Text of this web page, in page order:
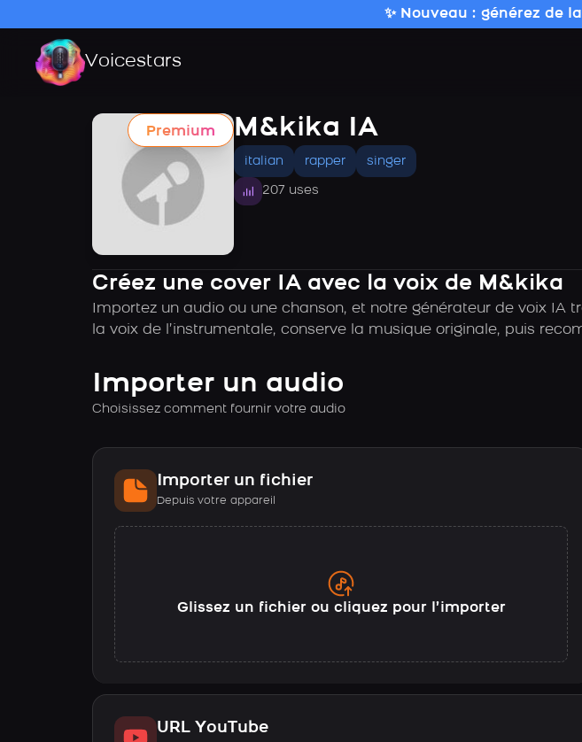
✨ Nouveau : générez de
Voicestars
Premium M&kika IA
italian rapper singer
207 uses
Créez une cover IA avec la voix de M&kika
Importez un audio ou une chanson, et notre générateur de voix
la voix de l’instrumentale, conserve la musique originale, puis
Importer un audio
Choisissez comment fournir votre audio
Importer un fichier
Depuis votre appareil
Glissez un fichier ou cliquez pour l’importer
URL YouTube